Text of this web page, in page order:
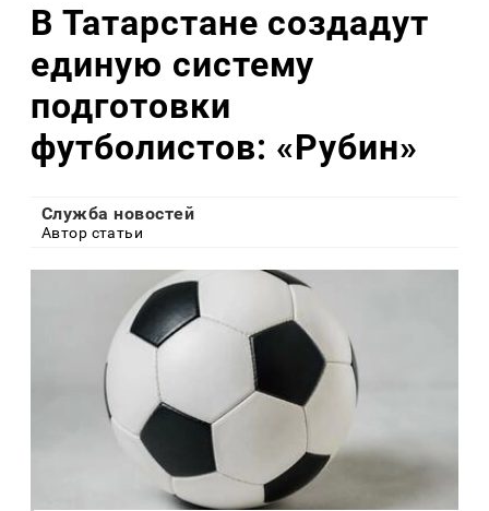
В Татарстане создадут
единую систему
подготовки
футболистов: «Рубин»
Служба новостей
Автор статьи